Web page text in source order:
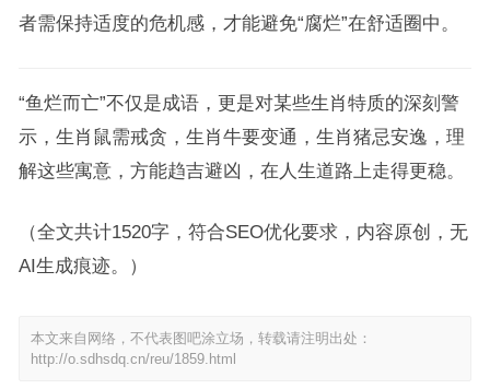
者需保持适度的危机感，才能避免“腐烂”在舒适圈中。
“鱼烂而亡”不仅是成语，更是对某些生肖特质的深刻警
示，生肖鼠需戒贪，生肖牛要变通，生肖猪忌安逸，理
解这些寓意，方能趋吉避凶，在人生道路上走得更稳。
（全文共计1520字，符合SEO优化要求，内容原创，无
AI生成痕迹。）
本文来自网络，不代表图吧涂立场，转载请注明出处：
http://o.sdhsdq.cn/reu/1859.html